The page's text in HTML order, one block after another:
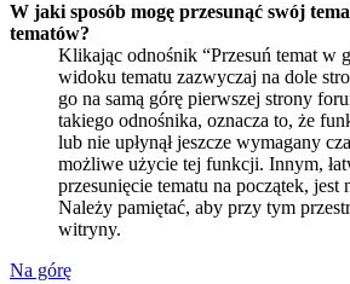
W jaki sposób mogę przesunąć swój
tematów?
Klikając odnośnik “Przesuń temat w
widoku tematu zazwyczaj na dole
go na samą górę pierwszej strony
takiego odnośnika, oznacza to, że
lub nie upłynął jeszcze wymagany
możliwe użycie tej funkcji. Innym,
przesunięcie tematu na początek, jest
Należy pamiętać, aby przy tym
witryny.
Na górę